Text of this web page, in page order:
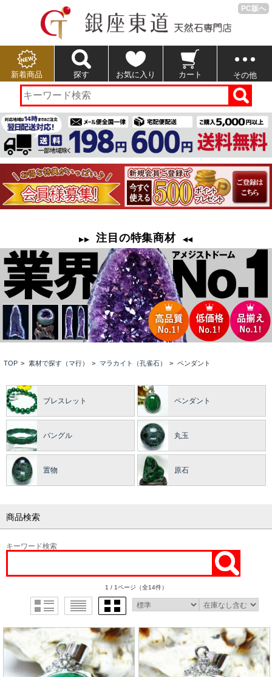
PC版へ
新着商品 探す お気に入り カート その他
TOP > 素材で探す（マ行） > マラカイト（孔雀石） > ペンダント
ブレスレット ペンダント
バングル 丸玉
置物 原石
商品検索
キーワード検索
1 / 1ページ （全14件）